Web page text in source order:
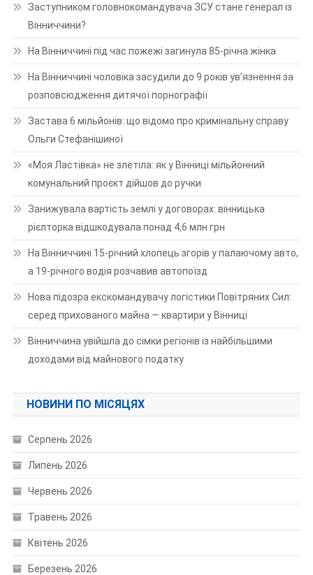
Заступником головнокомандувача ЗСУ стане генерал із
Вінниччини?
На Вінниччині під час пожежі загинула 85-річна жінка
На Вінниччині чоловіка засудили до 9 років ув’язнення за
розповсюдження дитячої порнографії
Застава 6 мільйонів: що відомо про кримінальну справу
Ольги Стефанішиної
«Моя Ластівка» не злетіла: як у Вінниці мільйонний
комунальний проєкт дійшов до ручки
Занижувала вартість землі у договорах: вінницька
рієлторка відшкодувала понад 4,6 млн грн
На Вінниччині 15-річний хлопець згорів у палаючому авто,
а 19-річного водія розчавив автопоїзд
Нова підозра екскомандувачу логістики Повітряних Сил:
серед прихованого майна — квартири у Вінниці
Вінниччина увійшла до сімки регіонів із найбільшими
доходами від майнового податку
НОВИНИ ПО МІСЯЦЯХ
Серпень 2026
Липень 2026
Червень 2026
Травень 2026
Квітень 2026
Березень 2026